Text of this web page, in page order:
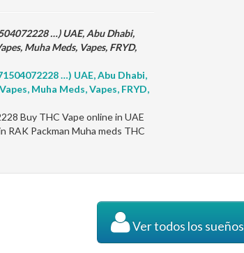
…) UAE, Abu Dhabi,
Muha Meds, Vapes, FRYD,
…) UAE, Abu Dhabi,
Muha Meds, Vapes, FRYD,
Buy THC Vape online in UAE
RAK Packman Muha meds THC
Ver todos los sueños